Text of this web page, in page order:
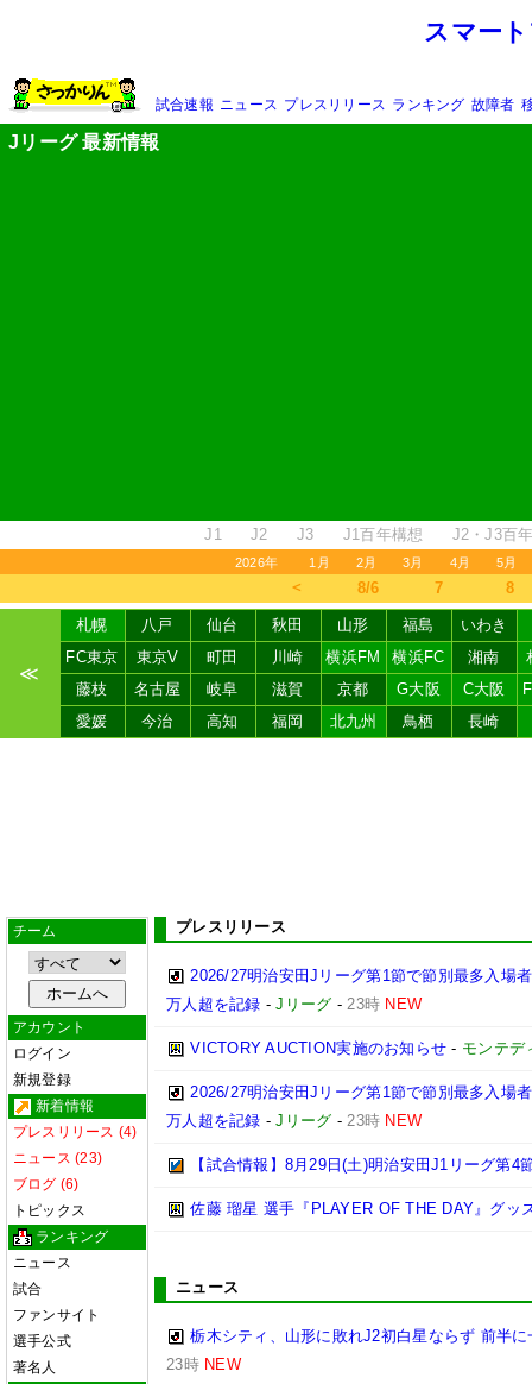
スマー
試合速報 ニュース プレスリリース ランキング 故障者
Jリーグ 最新情報
J1 J2 J3 J1百年構想 J2・J3百
2026年 1月 2月 3月 4月 5月
＜ 8/6 7 8
≪
札幌 八戸 仙台 秋田 山形 福島
いわき
FC東京
東京V 町田 川崎 横浜FM 横浜FC 湘南
藤枝
名古屋 岐阜 滋賀 京都 G大阪 C大阪
愛媛
今治 高知 福岡 北九州 鳥栖 長崎
チーム
アカウント
ログイン
新規登録
新着情報
プレスリリース (4)
ニュース (23)
ブログ (6)
トピックス
ランキング
ニュース
試合
ファンサイト
選手公式
著名人
プレスリリース
2026/27明治安田Jリーグ第1節で節別最多入場
万人超を記録 -Jリーグ -23時 NEW
VICTORY AUCTION実施のお知らせ - モンテデ
2026/27明治安田Jリーグ第1節で節別最多入場
万人超を記録 -Jリーグ -23時 NEW
【試合情報】8月29日(土)明治安田J1リーグ第4
佐藤 瑠星 選手『PLAYER OF THE DAY』グッ
ニュース
栃木シティ、山形に敗れJ2初白星ならず 前半
23時 NEW